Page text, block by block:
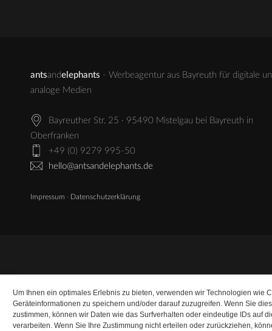
Um Ihnen ein optimales Erlebnis zu bieten, verwenden wir Technologien wie
Geräteinformationen zu speichern und/oder darauf zuzugreifen. Wenn Sie
zustimmen, können wir Daten wie das Surfverhalten oder eindeutige IDs auf
verarbeiten. Wenn Sie Ihre Zustimmung nicht erteilen oder zurückziehen,
antsandelephants - Werbeagentur aus Bayreuth für digitale
analoge Medien
Bayreuther Str. 25 · 95490 Mistelgau bei Bayreuth in
Oberfranken
+49 (0) 9279 995-50
hello@antsandelephants.de
Impressum · Datenschutzerklärung